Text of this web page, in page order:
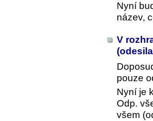
Nyní
název,
V
pouze
Nyní je
Odp.
všem